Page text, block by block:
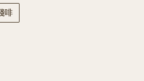
啡